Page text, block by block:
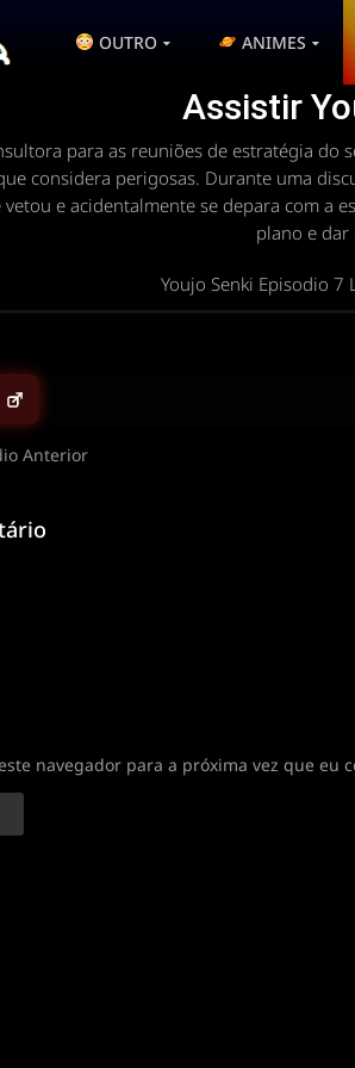
OUTRO ANIMES
Assistir
para as reuniões de estratégia
considera perigosas. Durante uma
e acidentalmente se depara com a
plano e dar
Youjo Senki Episodio 7
▶
assistir
Anterior
navegador para a próxima vez que eu